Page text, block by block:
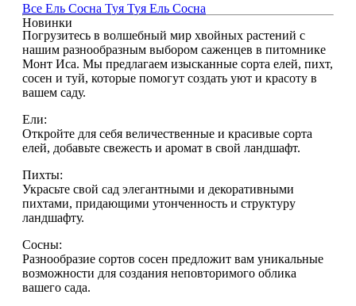
Все Ель Сосна Туя Туя Ель Сосна
Новинки
Погрузитесь в волшебный мир хвойных растений с
нашим разнообразным выбором саженцев в питомнике
Монт Иса. Мы предлагаем изысканные сорта елей, пихт,
сосен и туй, которые помогут создать уют и красоту в
вашем саду.
Ели:
Откройте для себя величественные и красивые сорта
елей, добавьте свежесть и аромат в свой ландшафт.
Пихты:
Украсьте свой сад элегантными и декоративными
пихтами, придающими утонченность и структуру
ландшафту.
Сосны:
Разнообразие сортов сосен предложит вам уникальные
возможности для создания неповторимого облика
вашего сада.